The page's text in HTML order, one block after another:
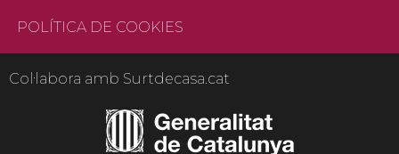
POLÍTICA DE COOKIES
Col·labora amb Surtdecasa.cat